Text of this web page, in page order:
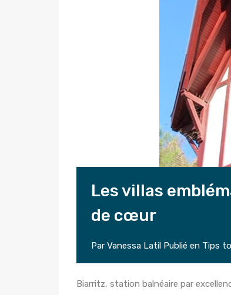
Les villas
de cœur
Par Vanessa Latil Publié en Tips
Biarritz, station balnéaire par